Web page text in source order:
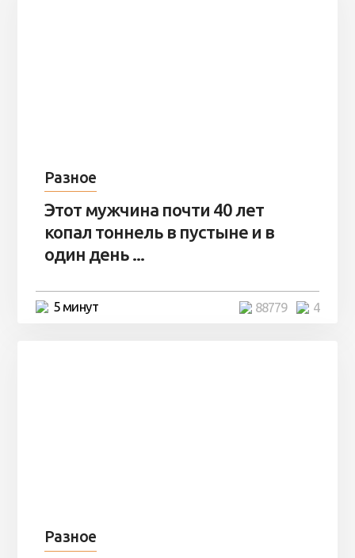
Разное
Этот мужчина почти 40 лет
копал тоннель в пустыне и в
один день ...
5 минут 4
88779
Разное